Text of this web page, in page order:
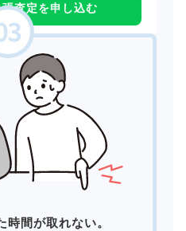
査定を申し込む
時間が取れない。